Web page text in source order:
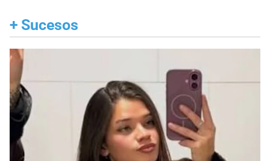
+ Sucesos